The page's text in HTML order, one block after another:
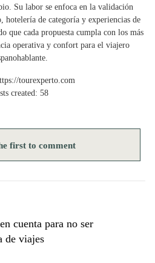
Su labor se enfoca en la validación
hotelería de categoría y experiencias de
que cada propuesta cumpla con los más
operativa y confort para el viajero
tourexperto.com
created: 58
first to comment
cuenta para no ser
de viajes